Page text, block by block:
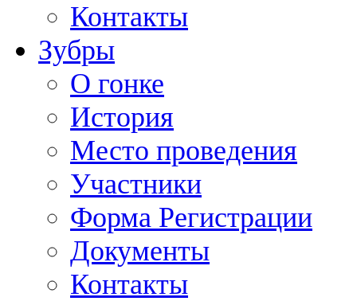
Контакты
Зубры
О гонке
История
Место проведения
Участники
Форма Регистрации
Документы
Контакты